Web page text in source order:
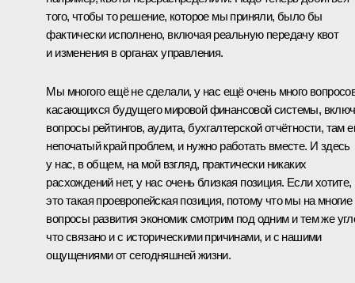
того, чтобы то решение, которое мы приняли, было бы
фактически исполнено, включая реальную передачу квот
и изменения в органах управления.
Мы многого ещё не сделали, у нас ещё очень много
касающихся будущего мировой финансовой системы,
вопросы рейтингов, аудита, бухгалтерской отчётности, там
непочатый край проблем, и нужно работать вместе. И здесь
у нас, в общем, на мой взгляд, практически никаких
расхождений нет, у нас очень близкая позиция. Если хотите,
это такая проевропейская позиция, потому что мы на многие
вопросы развития экономик смотрим под одним и тем же
что связано и с историческими причинами, и с нашими
ощущениями от сегодняшней жизни.